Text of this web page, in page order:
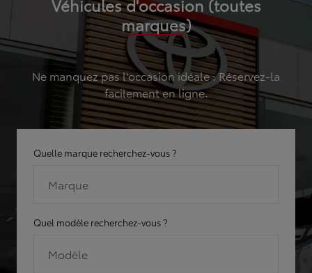
Véhicules d'occasion (toutes
marques)
Ne manquez pas l'occasion idéale : Réservez-la
facilement en ligne.
Quelle marque recherchez-vous ?
Marque
Quel modèle recherchez-vous ?
Modèle